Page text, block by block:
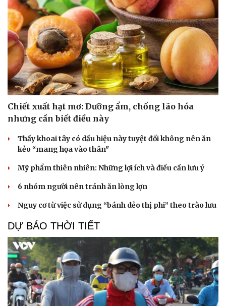
Chiết xuất hạt mơ: Dưỡng ẩm, chống lão hóa
nhưng cần biết điều này
Thấy khoai tây có dấu hiệu này tuyệt đối không nên ăn
kẻo “mang họa vào thân"
Mỹ phẩm thiên nhiên: Những lợi ích và điều cần lưu ý
6 nhóm người nên tránh ăn lòng lợn
Nguy cơ từ việc sử dụng “bánh dẻo thị phi” theo trào lưu
DỰ BÁO THỜI TIẾT